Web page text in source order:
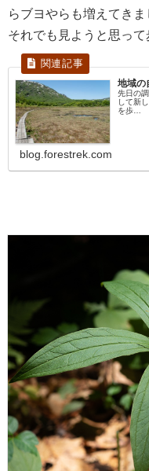
らブヨやらも増えてきま
それでも見ようと思って
地域の
先日の
して新
を歩…
blog.forestrek.com